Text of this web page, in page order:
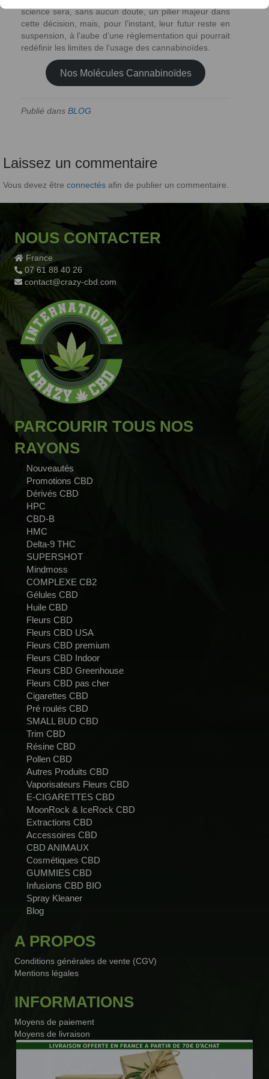
science sera, sans aucun doute, un pilier majeur dans
cette décision, mais, pour l’instant, leur futur reste en
suspension, à l’aube d’une réglementation qui pourrait
redéfinir les limites de l’usage des cannabinoïdes.
Nos Molécules Cannabinoïdes
Publié dans BLOG
Laissez un commentaire
Vous devez être connectés afin de publier un commentaire.
NOUS CONTACTER
France
07 61 88 40 26
contact@crazy-cbd.com
PARCOURIR TOUS NOS
RAYONS
Nouveautés
Promotions CBD
Dérivés CBD
HPC
CBD-B
HMC
Delta-9 THC
SUPERSHOT
Mindmoss
COMPLEXE CB2
Gélules CBD
Huile CBD
Fleurs CBD
Fleurs CBD USA
Fleurs CBD premium
Fleurs CBD Indoor
Fleurs CBD Greenhouse
Fleurs CBD pas cher
Cigarettes CBD
Pré roulés CBD
SMALL BUD CBD
Trim CBD
Résine CBD
Pollen CBD
Autres Produits CBD
Vaporisateurs Fleurs CBD
E-CIGARETTES CBD
MoonRock & IceRock CBD
Extractions CBD
Accessoires CBD
CBD ANIMAUX
Cosmétiques CBD
GUMMIES CBD
Infusions CBD BIO
Spray Kleaner
Blog
A PROPOS
Conditions générales de vente (CGV)
Mentions légales
INFORMATIONS
Moyens de paiement
Moyens de livraison